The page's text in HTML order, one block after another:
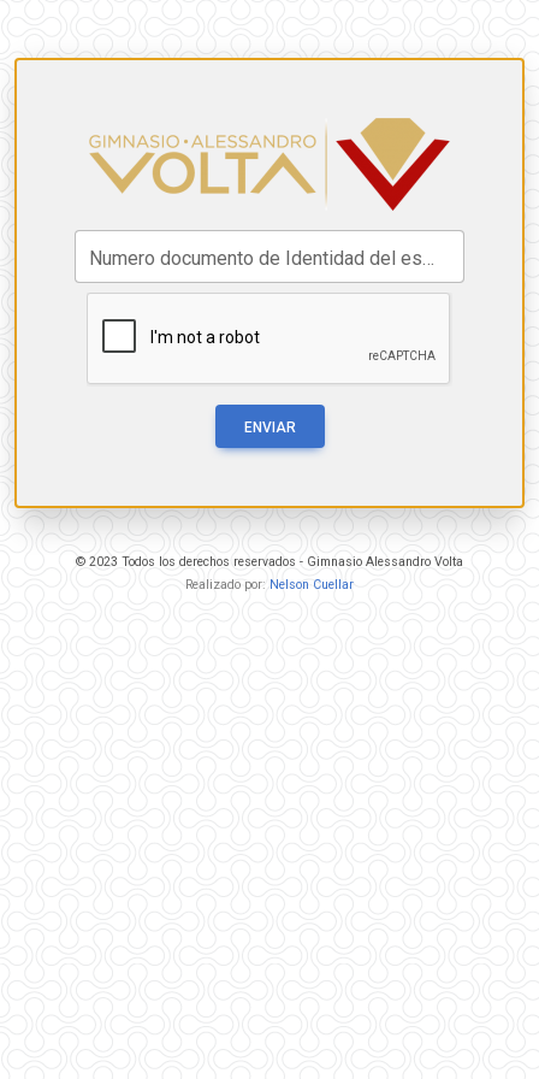
Numero documento de Identidad del estudiante:
ENVIAR
© 2023 Todos los derechos reservados - Gimnasio Alessandro Volta
Realizado por: Nelson Cuellar